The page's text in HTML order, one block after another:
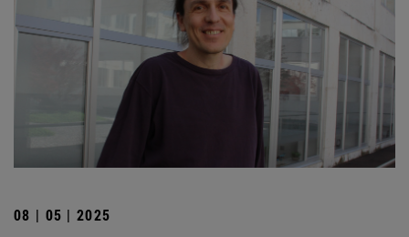
08 | 05 | 2025